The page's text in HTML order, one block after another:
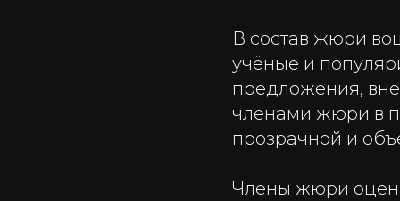
В состав жюри
учёные и
предложения,
членами жюри в
прозрачной и
Члены жюри